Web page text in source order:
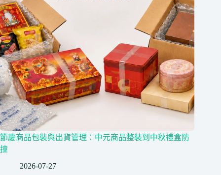
節慶商品包裝與出貨管理：中元商品整裝到中秋禮盒防
撞
2026-07-27